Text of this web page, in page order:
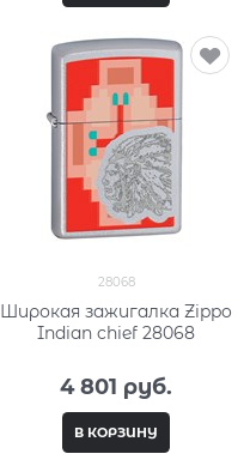
28068
Широкая зажигалка Zippo
Indian chief 28068
4 801 руб.
В КОРЗИНУ